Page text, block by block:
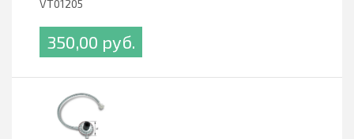
VT01205
350,00 pуб.